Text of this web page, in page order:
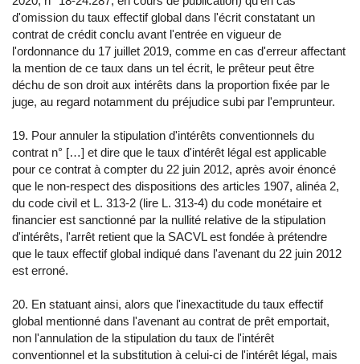
d'omission du taux effectif global dans l'écrit constatant un
contrat de crédit conclu avant l'entrée en vigueur de
l'ordonnance du 17 juillet 2019, comme en cas d'erreur affectant
la mention de ce taux dans un tel écrit, le prêteur peut être
déchu de son droit aux intérêts dans la proportion fixée par le
juge, au regard notamment du préjudice subi par l'emprunteur.
19. Pour annuler la stipulation d'intérêts conventionnels du
contrat n° […] et dire que le taux d'intérêt légal est applicable
pour ce contrat à compter du 22 juin 2012, après avoir énoncé
que le non-respect des dispositions des articles 1907, alinéa 2,
du code civil et L. 313-2 (lire L. 313-4) du code monétaire et
financier est sanctionné par la nullité relative de la stipulation
d'intérêts, l'arrêt retient que la SACVL est fondée à prétendre
que le taux effectif global indiqué dans l'avenant du 22 juin 2012
est erroné.
20. En statuant ainsi, alors que l'inexactitude du taux effectif
global mentionné dans l'avenant au contrat de prêt emportait,
non l'annulation de la stipulation du taux de l'intérêt
conventionnel et la substitution à celui-ci de l'intérêt légal, mais